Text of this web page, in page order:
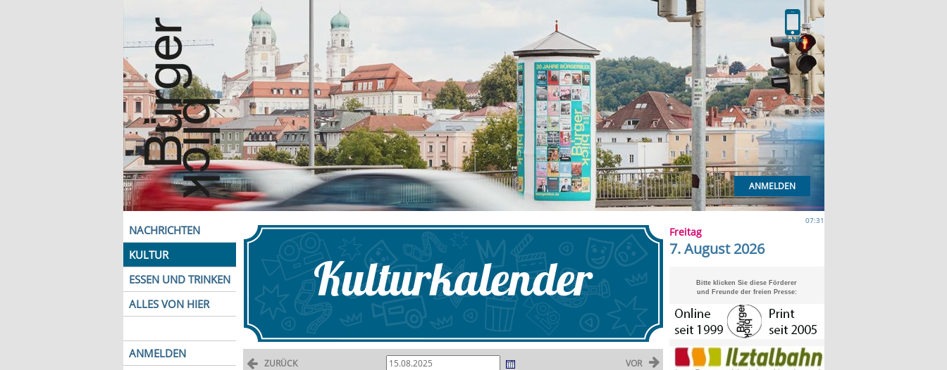
ANMELDEN
NACHRICHTEN
KULTUR
ESSEN UND TRINKEN
ALLES VON HIER
ANMELDEN
ZURÜCK VOR
07:31
Freitag
7. August 2026
Bitte klicken Sie diese Förderer
und Freunde der freien Presse: